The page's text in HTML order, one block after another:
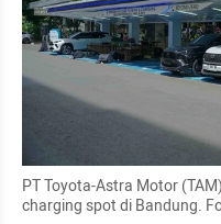
PT Toyota-Astra Motor
charging spot di Bandung.